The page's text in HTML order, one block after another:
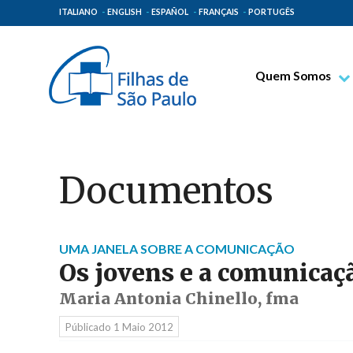
ITALIANO ENGLISH ESPAÑOL FRANÇAIS PORTUGÊS
Quem Somos
Missão Paulinas
Governo Geral
Família Paulina
Documentos
UMA JANELA SOBRE A COMUNICAÇÃO
Os jovens e a
Maria Antonia Chinello, fma
Públicado 1 Maio 2012